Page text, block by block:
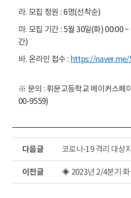
라. 모집 정원 : 6명(선착순)
마. 모집 기간 : 5월 30일(화) 00:00
간)
바. 온라인 접수 : https://naver.me/
※ 문의 : 휘문고등학교 메이커스페
00-9559)
글
코로나-19 격리 대상
글
◈ 2023년 2/4분기 화